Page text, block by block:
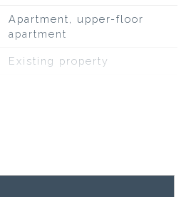
Apartment, upper-floor
apartment
Existing property